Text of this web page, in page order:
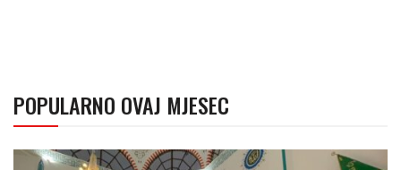
POPULARNO OVAJ MJESEC